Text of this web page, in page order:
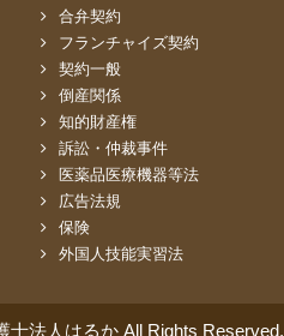
合弁契約
フランチャイズ契約
契約一般
倒産関係
知的財産権
訴訟・仲裁事件
医薬品医療機器等法
広告法規
保険
外国人技能実習法
法人はるか All Rights Reserved.